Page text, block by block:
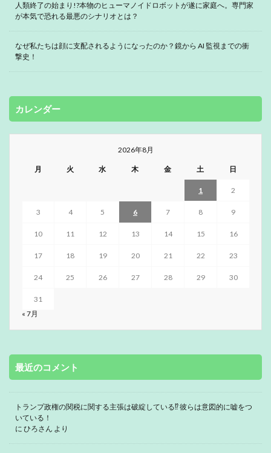
人類終了の始まり!?本物のヒューマノイドロボットが遂に家庭へ。専門家
が本気で恐れる最悪のシナリオとは？
なぜ私たちは顔に支配されるようになったのか？鏡から AI 監視までの衝
撃史！
カレンダー
2026年8月
月 火 水 木 金 土 日
1 2
3 4 5 6 7 8 9
10 11 12 13 14 15 16
17 18 19 20 21 22 23
24 25 26 27 28 29 30
31
« 7月
最近のコメント
トランプ政権の関税に関する主張は破綻している⁉ 彼らは意図的に嘘をつ
いている！
に ひろさん より